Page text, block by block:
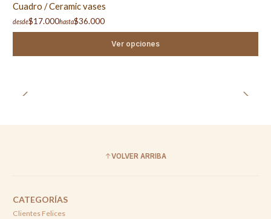
Cuadro / Ceramic vases
desde$17.000hasta$36.000
Ver opciones
VOLVER ARRIBA
CATEGORÍAS
Clientes Felices